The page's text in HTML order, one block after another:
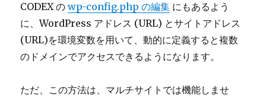
CODEX のwp-config.php の編集 にもあるよう
に、WordPress アドレス (URL) とサイトアドレス
(URL)を環境変数を用いて、動的に定義すると複数
のドメインでアクセスできるようになります。
ただ、この方法は、マルチサイトでは機能しませ